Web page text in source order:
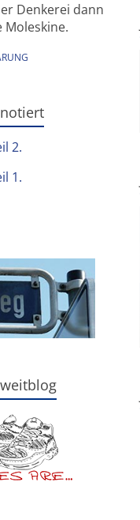
Denkerei dann
2.
1.